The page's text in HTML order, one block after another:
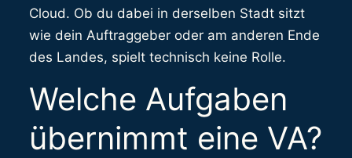
Cloud. Ob du dabei in derselben Stadt sitzt
wie dein Auftraggeber oder am anderen Ende
des Landes, spielt technisch keine Rolle.
Welche Aufgaben
übernimmt eine VA?